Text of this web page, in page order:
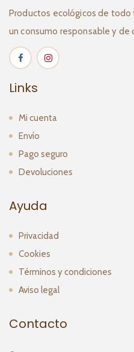
Productos ecológicos de todo
un consumo responsable y de
Links
Mi cuenta
Envío
Pago seguro
Devoluciones
Ayuda
Privacidad
Cookies
Términos y condiciones
Aviso legal
Contacto